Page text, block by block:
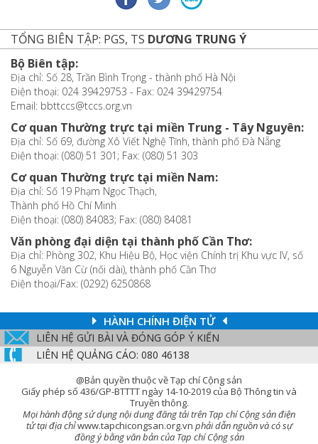
TỔNG BIÊN TẬP: PGS, TS DƯƠNG TRUNG Ý
Bộ Biên tập:
Địa chỉ: Số 28, Trần Bình Trọng - thành phố Hà Nội
Điện thoại: 024 39429753 - Fax: 024 39429754
Email: bbttccs@tccs.org.vn
Cơ quan Thường trực tại miền Trung - Tây Nguyên:
Địa chỉ: Số 69, đường Xô Viết Nghệ Tĩnh, thành phố Đà Nẵng
Điện thoại: (080) 51 301; Fax: (080) 51 303
Cơ quan Thường trực tại miền Nam:
Địa chỉ: Số 19 Phạm Ngọc Thạch,
Thành phố Hồ Chí Minh
Điện thoại: (080) 84083; Fax: (080) 84081
Văn phòng đại diện tại thành phố Cần Thơ:
Địa chỉ: Phòng 302, Khu Hiệu Bộ, Học viện Chính trị Khu vực IV, số
6 Nguyễn Văn Cừ (nối dài), thành phố Cần Thơ
Điện thoại/Fax: (0292) 6250868
HÀNH CHÍNH ĐIỆN TỬ
LIÊN HỆ GỬI BÀI VÀ ĐÓNG GÓP Ý KIẾN
LIÊN HỆ QUẢNG CÁO: 080 46138
@Bản quyền thuộc về Tạp chí Cộng sản
Giấy phép số 436/GP-BTTTT ngày 14-10-2019 của Bộ Thông tin và
Truyền thông.
Mọi hành động sử dụng nội dung đăng tải trên Tạp chí Cộng sản điện
tử tại địa chỉwww.tapchicongsan.org.vn phải dẫn nguồn và có sự
đồng ý bằng văn bản của Tạp chí Cộng sản